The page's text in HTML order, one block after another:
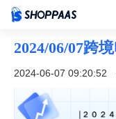
首页
定价
2024/06/07跨
2024-06-07 09:20:52